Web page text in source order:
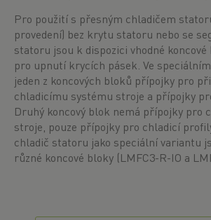
Pro použití s přesným chladičem
provedení) bez krytu statoru nebo se
statoru jsou k dispozici vhodné
pro upnutí krycích pásek. Ve
jeden z koncových bloků přípojky pro
chladicímu systému stroje a přípojky
Druhý koncový blok nemá přípojky pro
stroje, pouze přípojky pro chladicí
chladič statoru jako speciální variantu
různé koncové bloky (LMFC3-R-IO a